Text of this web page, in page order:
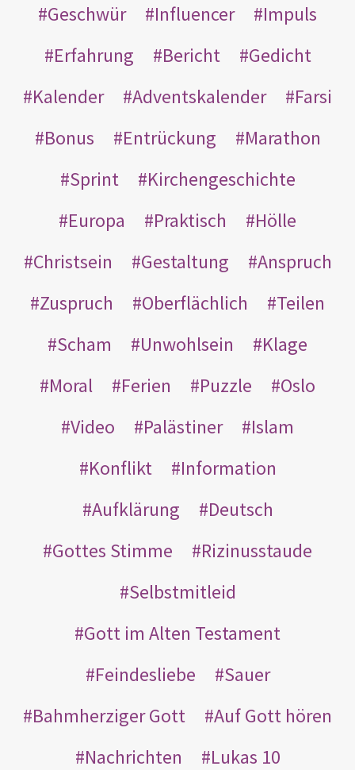
Geschwür
Influencer
Impuls
Erfahrung
Bericht
Gedicht
Kalender
Adventskalender
Farsi
Bonus
Entrückung
Marathon
Sprint
Kirchengeschichte
Europa
Praktisch
Hölle
Christsein
Gestaltung
Anspruch
Zuspruch
Oberflächlich
Teilen
Scham
Unwohlsein
Klage
Moral
Ferien Puzzle
Oslo
Video
Palästiner
Islam
Konflikt
Information
Aufklärung
Deutsch
Gottes Stimme
Rizinusstaude
Selbstmitleid
Gott im Alten Testament
Feindesliebe
Sauer
Bahmherziger Gott
Auf Gott hören
Nachrichten
Lukas 10